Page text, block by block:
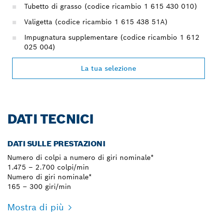
Tubetto di grasso (codice ricambio 1 615 430 010)
Valigetta (codice ricambio 1 615 438 51A)
Impugnatura supplementare (codice ricambio 1 612
025 004)
La tua selezione
DATI TECNICI
DATI SULLE PRESTAZIONI
Numero di colpi a numero di giri nominale*
1.475 – 2.700 colpi/min
Numero di giri nominale*
165 – 300 giri/min
Mostra di più